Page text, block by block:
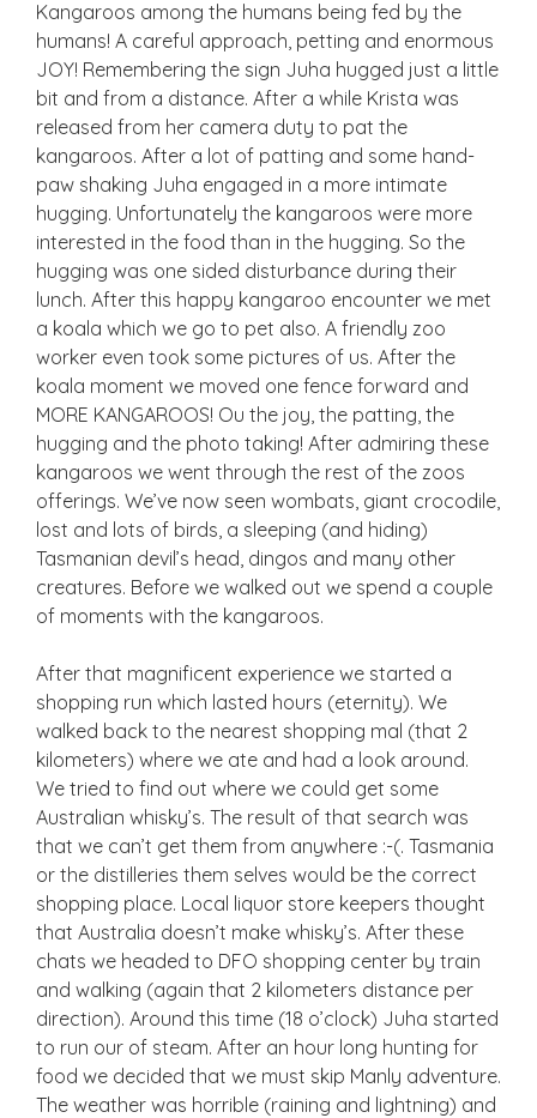
Kangaroos among the humans being fed by the
humans! A careful approach, petting and enormous
JOY! Remembering the sign Juha hugged just a little
bit and from a distance. After a while Krista was
released from her camera duty to pat the
kangaroos. After a lot of patting and some hand-
paw shaking Juha engaged in a more intimate
hugging. Unfortunately the kangaroos were more
interested in the food than in the hugging. So the
hugging was one sided disturbance during their
lunch. After this happy kangaroo encounter we met
a koala which we go to pet also. A friendly zoo
worker even took some pictures of us. After the
koala moment we moved one fence forward and
MORE KANGAROOS! Ou the joy, the patting, the
hugging and the photo taking! After admiring these
kangaroos we went through the rest of the zoos
offerings. We’ve now seen wombats, giant crocodile,
lost and lots of birds, a sleeping (and hiding)
Tasmanian devil’s head, dingos and many other
creatures. Before we walked out we spend a couple
of moments with the kangaroos.
After that magnificent experience we started a
shopping run which lasted hours (eternity). We
walked back to the nearest shopping mal (that 2
kilometers) where we ate and had a look around.
We tried to find out where we could get some
Australian whisky’s. The result of that search was
that we can’t get them from anywhere :-(. Tasmania
or the distilleries them selves would be the correct
shopping place. Local liquor store keepers thought
that Australia doesn’t make whisky’s. After these
chats we headed to DFO shopping center by train
and walking (again that 2 kilometers distance per
direction). Around this time (18 o’clock) Juha started
to run our of steam. After an hour long hunting for
food we decided that we must skip Manly adventure.
The weather was horrible (raining and lightning) and